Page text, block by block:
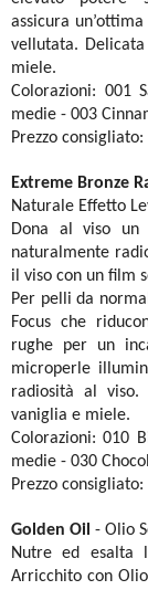
assicura
vellutata.
miele.
Colorazioni: 001
medie - 003
Prezzo
Extreme Bronze
Naturale Effetto
Dona al viso un
naturalmente
il viso con un film
Per pelli da
Focus che
rughe per un
microperle
radiosità al viso.
vaniglia e miele.
Colorazioni:010
medie - 030
Prezzo
Golden Oil - Olio
Nutre ed esalta
Arricchito con